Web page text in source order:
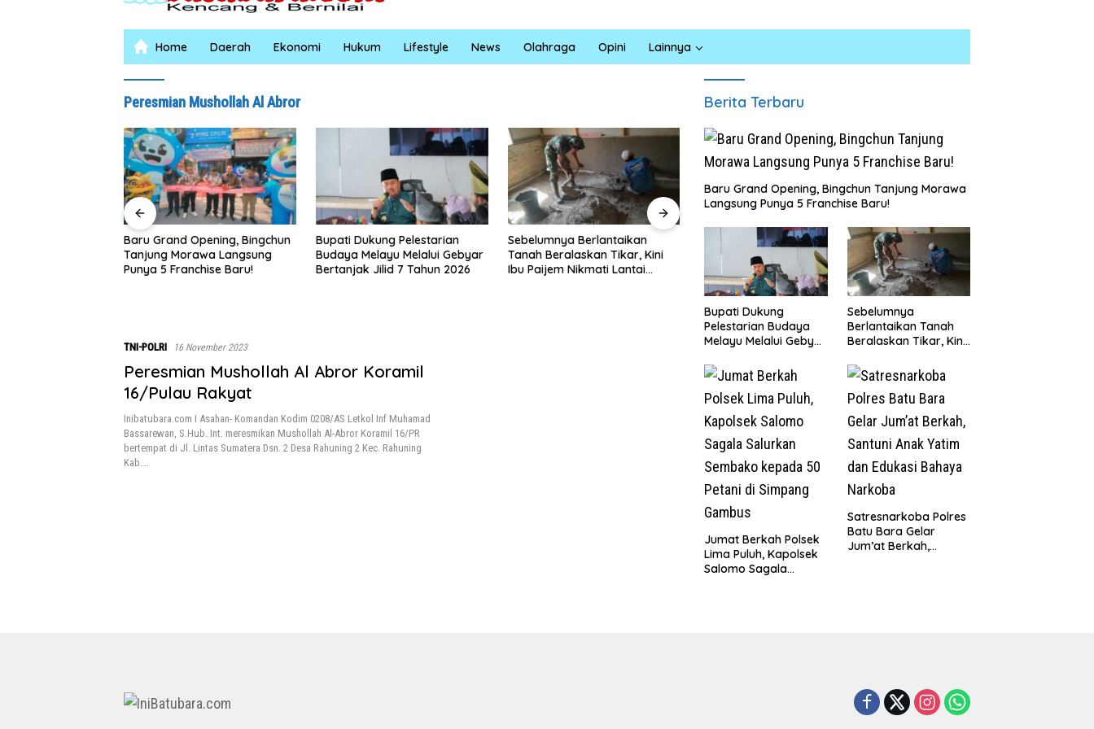
Home Daerah Ekonomi Hukum Lifestyle News Olahraga Opini Lainnya
Peresmian Mushollah Al Abror
Opening, Bingchun
Bupati Dukung Pelestarian
Budaya Melayu Melalui Gebyar
Bertanjak Jilid 7 Tahun 2026
Sebelumnya Berlantaikan
Tanah Beralaskan Tikar, Kini
Ibu Paijem Nikmati Lantai
Jumat Berkah Polsek Lima
Puluh, Kapolsek Salomo Sagala
Salurkan Sembako kepada 50
Satresnarkoba Polres Batu
Bara Gelar Jum’at Berkah,
Santuni Anak Yatim dan
Edukasi Bahaya Narkoba
INALUM Bersama Pemprov
Sumut Perkuat Komitmen
Pendidikan dan Konservasi
Lingkungan
TNI-POLRI 16 November 2023
Peresmian Mushollah Al Abror Koramil
16/Pulau Rakyat
Inibatubara.com I Asahan- Komandan Kodim 0208/AS Letkol Inf Muhamad
Bassarewan, S.Hub. Int. meresmikan Mushollah Al-Abror Koramil 16/PR
bertempat di Jl. Lintas Sumatera Dsn. 2 Desa Rahuning 2 Kec. Rahuning
Kab….
Berita Terbaru
‎Baru Grand Opening, Bingchun Tanjung Morawa
Langsung Punya 5 Franchise Baru!
Bupati Dukung
Pelestarian Budaya
Melayu Melalui Gebyar
Tahun 2026
Sebelumnya
Berlantaikan Tanah
Beralaskan Tikar, Kini
Lantai Rumah yang
Layak Berkat Satgas
TMMD Ke-129 Kodim
0208/Asahan
Jumat Berkah Polsek
Lima Puluh, Kapolsek
Salomo Sagala
Satresnarkoba Polres
Batu Bara Gelar
Jum’at Berkah,